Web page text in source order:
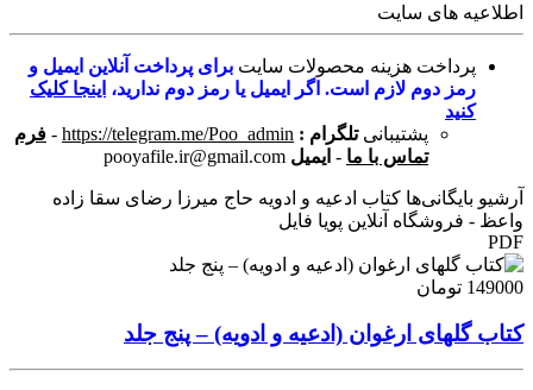
اطلاعیه های سایت
پرداخت هزینه محصولات سایت برای پرداخت آنلاین ایمیل و
رمز دوم لازم است. اگر ایمیل یا رمز دوم ندارید، اینجا کلیک
کنید
پشتیبانی تلگرام : https://telegram.me/Poo_admin
- فرم
تماس با ما - ایمیل pooyafile.ir@gmail.com
آرشیو بایگانی‌ها کتاب ادعیه و ادویه حاج میرزا رضای سقا زاده
واعظ - فروشگاه آنلاین پویا فایل
PDF
149000 تومان
کتاب گلهای ارغوان (ادعیه و ادویه) – پنج جلد